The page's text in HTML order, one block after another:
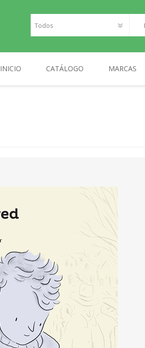
INICIO CATÁLOGO MARCAS